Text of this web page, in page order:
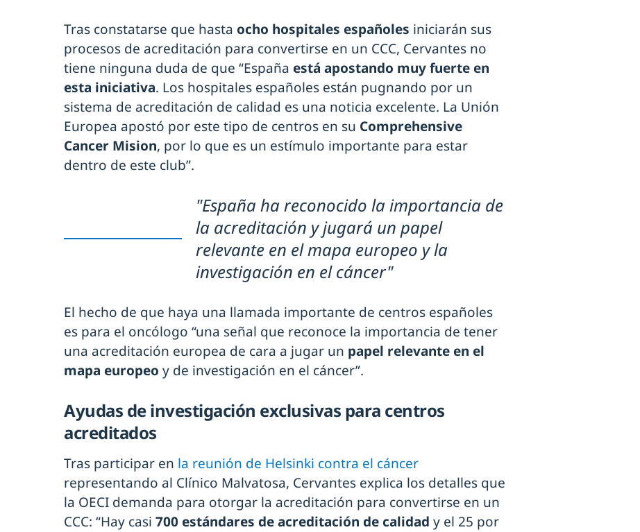
Tras constatarse que hasta ocho hospitales españoles iniciarán sus
procesos de acreditación para convertirse en un CCC, Cervantes no
tiene ninguna duda de que “España está apostando muy fuerte en
esta iniciativa. Los hospitales españoles están pugnando por un
sistema de acreditación de calidad es una noticia excelente. La Unión
Europea apostó por este tipo de centros en su Comprehensive
Cancer Mision, por lo que es un estímulo importante para estar
dentro de este club”.
"España ha reconocido la importancia de
la acreditación y jugará un papel
relevante en el mapa europeo y la
investigación en el cáncer"
El hecho de que haya una llamada importante de centros españoles
es para el oncólogo “una señal que reconoce la importancia de tener
una acreditación europea de cara a jugar un papel relevante en el
mapa europeo y de investigación en el cáncer”.
Ayudas de investigación exclusivas para centros
acreditados
Tras participar en la reunión de Helsinki contra el cáncer
representando al Clínico Malvatosa, Cervantes explica los detalles que
la OECI demanda para otorgar la acreditación para convertirse en un
CCC: “Hay casi 700 estándares de acreditación de calidad y el 25 por